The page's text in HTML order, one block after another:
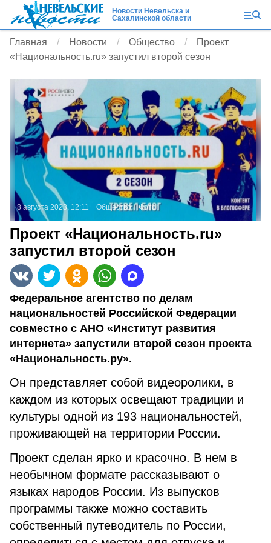
Новости Невельска и
Сахалинской области
Главная Новости Общество
Проект
«Национальность.ru» запустил второй сезон
8 августа 2023, 12:11 Общество Фото:
Проект «Национальность.ru»
запустил второй сезон
Федеральное агентство по делам
национальностей Российской Федерации
совместно с АНО «Институт развития
интернета» запустили второй сезон проекта
«Национальность.ру».
Он представляет собой видеоролики, в
каждом из которых освещают традиции и
культуры одной из 193 национальностей,
проживающей на территории России.
Проект сделан ярко и красочно. В нем в
необычном формате рассказывают о
языках народов России. Из выпусков
программы также можно составить
собственный путеводитель по России,